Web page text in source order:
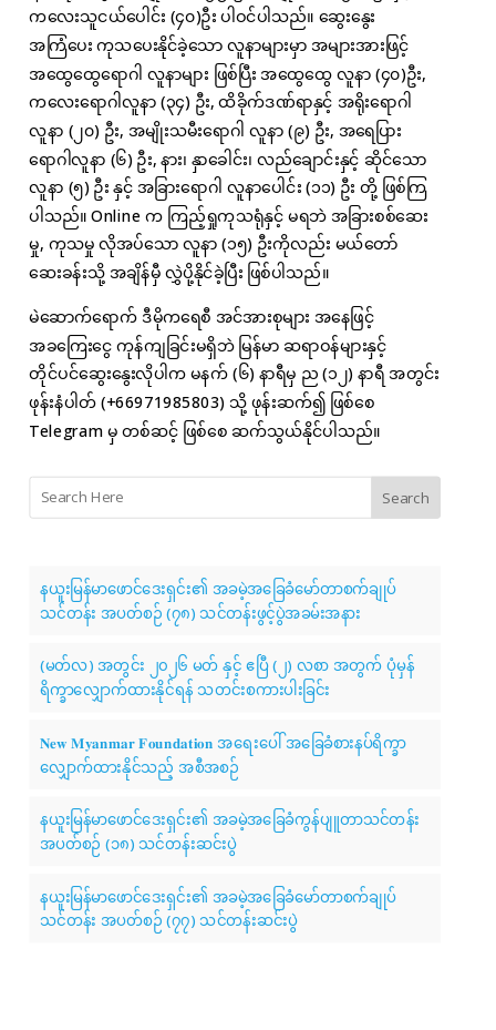
ကလေးသူငယ်ပေါင်း (၄၀)ဦး ပါဝင်ပါသည်။ ဆွေးနွေး
အကြံပေး ကုသပေးနိုင်ခဲ့သော လူနာများမှာ အများအားဖြင့်
အထွေထွေရောဂါ လူနာများ ဖြစ်ပြီး အထွေထွေ လူနာ (၄၀)ဦး,
ကလေးရောဂါလူနာ (၃၄) ဦး, ထိခိုက်ဒဏ်ရာနှင့် အရိုးရောဂါ
လူနာ (၂၀) ဦး, အမျိုးသမီးရောဂါ လူနာ (၉) ဦး, အရေပြား
ရောဂါလူနာ (၆) ဦး, နား၊ နှာခေါင်း၊ လည်ချောင်းနှင့် ဆိုင်သော
လူနာ (၅) ဦး နှင့် အခြားရောဂါ လူနာပေါင်း (၁၁) ဦး တို့ ဖြစ်ကြ
ပါသည်။ Online က ကြည့်ရှုကုသရုံနှင့် မရဘဲ အခြားစစ်ဆေး
မှု, ကုသမှု လိုအပ်သော လူနာ (၁၅) ဦးကိုလည်း မယ်တော်
ဆေးခန်းသို့ အချိန်မှီ လွှဲပို့နိုင်ခဲ့ပြီး ဖြစ်ပါသည်။
မဲဆောက်ရောက် ဒီမိုကရေစီ အင်အားစုများ အနေဖြင့်
အခကြေးငွေ ကုန်ကျခြင်းမရှိဘဲ မြန်မာ ဆရာဝန်များနှင့်
တိုင်ပင်ဆွေးနွေးလိုပါက မနက် (၆) နာရီမှ ည (၁၂) နာရီ အတွင်း
ဖုန်းနံပါတ် (+66971985803) သို့ ဖုန်းဆက်၍ ဖြစ်စေ
Telegram မှ တစ်ဆင့် ဖြစ်စေ ဆက်သွယ်နိုင်ပါသည်။
Search
နယူးမြန်မာဖောင်ဒေးရှင်း၏ အခမဲ့အခြေခံမော်တာစက်ချုပ်
သင်တန်း အပတ်စဉ် (၇၈) သင်တန်းဖွင့်ပွဲအခမ်းအနား
(မတ်လ) အတွင်း ၂၀၂၆ မတ် နှင့် ဧပြီ (၂) လစာ အတွက် ပုံမှန်
ရိက္ခာလျှောက်ထားနိုင်ရန် သတင်းစကားပါးခြင်း
𝐍𝐞𝐰 𝐌𝐲𝐚𝐧𝐦𝐚𝐫 𝐅𝐨𝐮𝐧𝐝𝐚𝐭𝐢𝐨𝐧 အရေးပေါ် အခြေခံစားနပ်ရိက္ခာ
လျှောက်ထားနိုင်သည့် အစီအစဉ်
နယူးမြန်မာဖောင်ဒေးရှင်း၏ အခမဲ့အခြေခံကွန်ပျူတာသင်တန်း
အပတ်စဉ် (၁၈) သင်တန်းဆင်းပွဲ
နယူးမြန်မာဖောင်ဒေးရှင်း၏ အခမဲ့အခြေခံမော်တာစက်ချုပ်
သင်တန်း အပတ်စဉ် (၇၇) သင်တန်းဆင်းပွဲ